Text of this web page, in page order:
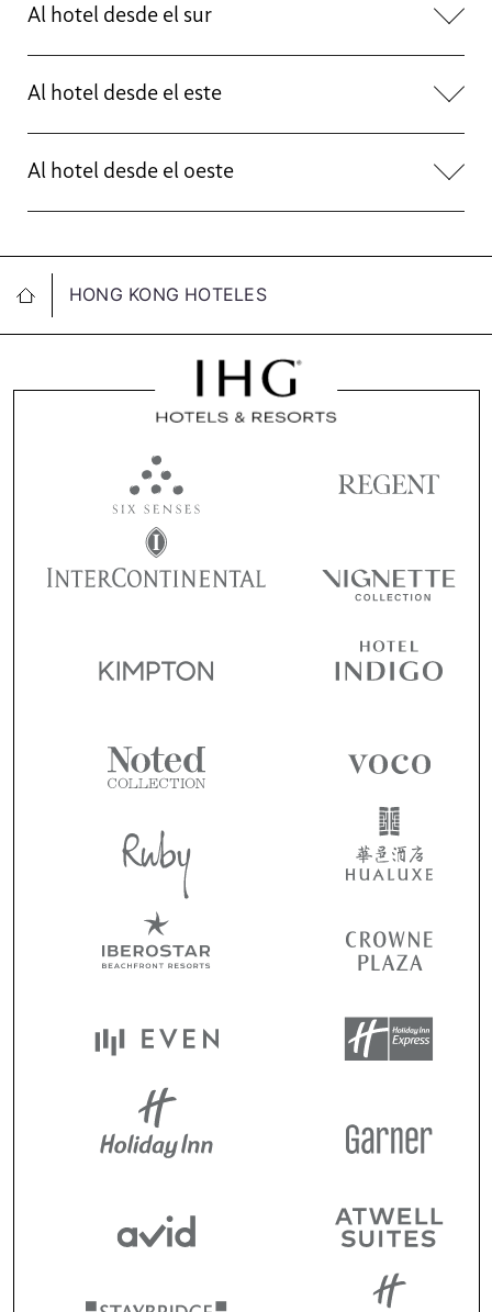
Al hotel desde el sur
Al hotel desde el este
Al hotel desde el oeste
HONG KONG HOTELES